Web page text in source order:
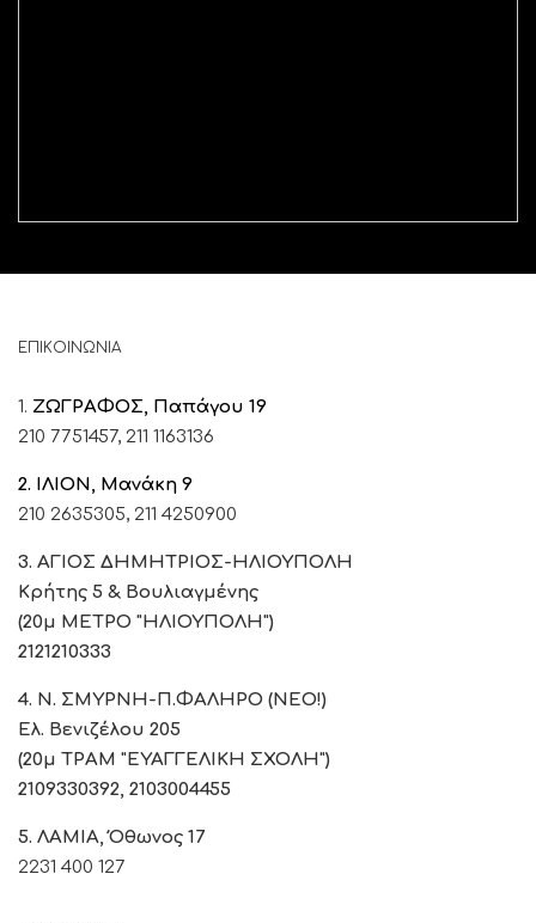
ΕΠΙΚΟΙΝΩΝΙΑ
1. ΖΩΓΡΑΦΟΣ, Παπάγου 19
210 7751457, 211 1163136
2. ΙΛΙΟΝ, Μανάκη 9
210 2635305, 211 4250900
3. ΑΓΙΟΣ ΔΗΜΗΤΡΙΟΣ-ΗΛΙΟΥΠΟΛΗ
Κρήτης 5 & Βουλιαγμένης
(20μ ΜΕΤΡΟ "ΗΛΙΟΥΠΟΛΗ")
2121210333
4. Ν. ΣΜΥΡΝΗ-Π.ΦΑΛΗΡΟ (ΝΕΟ!)
Ελ. Βενιζέλου 205
(20μ ΤΡΑΜ "ΕΥΑΓΓΕΛΙΚΗ ΣΧΟΛΗ")
2109330392, 2103004455
5. ΛΑΜΙΑ, Όθωνος 17
2231 400 127